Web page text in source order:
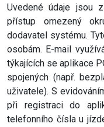
Uvedené údaje jsou
přístup omezený
dodavatel systému.
osobám. E-mail
týkajících se aplikace
spojených (např.
uživatele). S
při registraci do
telefonního čísla u